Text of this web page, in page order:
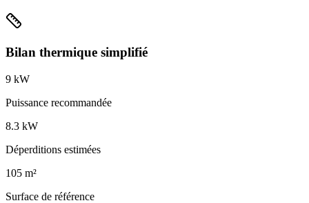
Bilan thermique simplifié
9 kW
Puissance recommandée
8.3 kW
Déperditions estimées
105 m²
Surface de référence